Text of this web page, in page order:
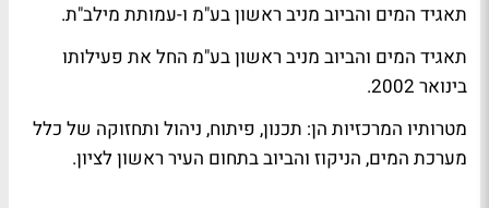
תאגיד המים והביוב מניב ראשון בע"מ ו-עמותת מילב"ת.
תאגיד המים והביוב מניב ראשון בע"מ החל את פעילותו
בינואר 2002.
מטרותיו המרכזיות הן: תכנון, פיתוח, ניהול ותחזוקה של כלל
מערכת המים, הניקוז והביוב בתחום העיר ראשון לציון.